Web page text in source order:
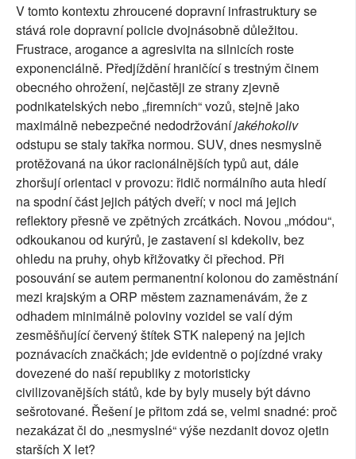
V tomto kontextu zhroucené dopravní infrastruktury se
stává role dopravní policie dvojnásobně důležitou.
Frustrace, arogance a agresivita na silnicích roste
exponenciálně. Předjíždění hraničící s trestným činem
obecného ohrožení, nejčastěji ze strany zjevně
podnikatelských nebo „firemních“ vozů, stejně jako
maximálně nebezpečné nedodržováníjakéhokoliv
odstupu se staly takřka normou. SUV, dnes nesmyslně
protěžovaná na úkor racionálnějších typů aut, dále
zhoršují orientaci v provozu: řidič normálního auta hledí
na spodní část jejich pátých dveří; v noci má jejich
reflektory přesně ve zpětných zrcátkách. Novou „módou“,
odkoukanou od kurýrů, je zastavení si kdekoliv, bez
ohledu na pruhy, ohyb křižovatky či přechod. Při
posouvání se autem permanentní kolonou do zaměstnání
mezi krajským a ORP městem zaznamenávám, že z
odhadem minimálně poloviny vozidel se valí dým
zesměšňující červený štítek STK nalepený na jejich
poznávacích značkách; jde evidentně o pojízdné vraky
dovezené do naší republiky z motoristicky
civilizovanějších států, kde by byly musely být dávno
sešrotované. Řešení je přitom zdá se, velmi snadné: proč
nezakázat či do „nesmyslné“ výše nezdanit dovoz ojetin
starších X let?